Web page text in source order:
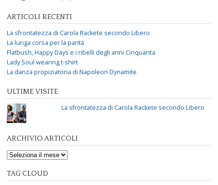
ARTICOLI RECENTI
La sfrontatezza di Carola Rackete secondo Libero
La lunga corsa per la parità
Flatbush, Happy Days e i ribelli degli anni Cinquanta
Lady Soul wearing t-shirt
La danza propiziatoria di Napoleon Dynamite
ULTIME VISITE
La sfrontatezza di Carola Rackete secondo Libero
ARCHIVIO ARTICOLI
TAG CLOUD